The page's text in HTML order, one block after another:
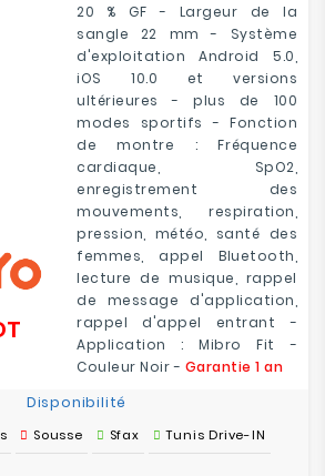
20 % GF - Largeur de la
sangle 22 mm - Système
d'exploitation Android 5.0,
iOS 10.0 et versions
ultérieures - plus de 100
modes sportifs - Fonction
de montre : Fréquence
cardiaque, SpO2,
enregistrement des
mouvements, respiration,
pression, météo, santé des
femmes, appel Bluetooth,
lecture de musique, rappel
de message d'application,
rappel d'appel entrant -
Application : Mibro Fit -
Couleur Noir - Garantie 1 an
Prix
Disponibilité
Sousse Sfax Tunis Drive-IN